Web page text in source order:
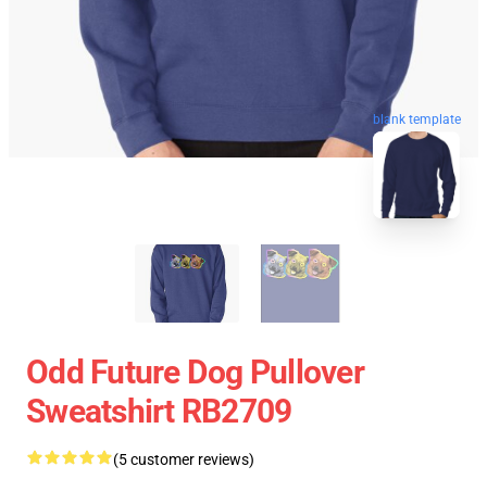
blank template
Odd Future Dog Pullover
Sweatshirt RB2709
(5 customer reviews)